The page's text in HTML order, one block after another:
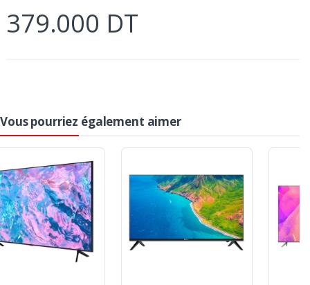
379.000 DT
Vous pourriez également aimer